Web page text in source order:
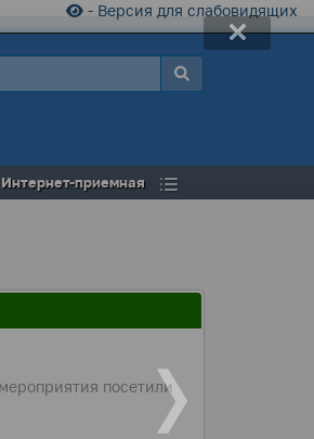
- Версия для слабовидящих
Интернет-приемная
посетили